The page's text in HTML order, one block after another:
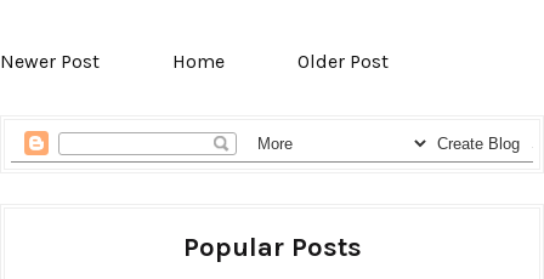
Newer Post Home Older Post
Popular Posts